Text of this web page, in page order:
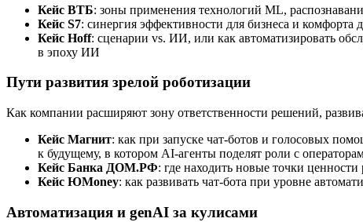
Кейс ВТБ: зоны применения технологий ML,
Кейс S7: синергия эффективности для бизнеса и
Кейс Hoff: сценарии vs. ИИ, или как автоматизировать
в эпоху ИИ
Пути развития зрелой роботизации
Как компании расширяют зону ответственности решений,
Кейс Магнит: как при запуске чат-ботов и голосовых
к будущему, в котором AI-агенты поделят роли с
Кейс Банка ДОМ.РФ: где находить новые точки
Кейс ЮMoney: как развивать чат-бота при уровне
Автоматизация и genAI за кулисами